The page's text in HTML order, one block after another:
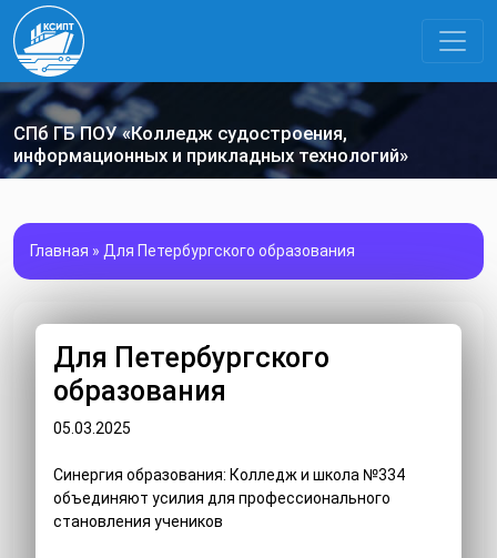
СПб ГБ ПОУ «Колледж судостроения,
информационных и прикладных технологий»
Главная » Для Петербургского образования
Для Петербургского
образования
05.03.2025
Синергия образования: Колледж и школа №334
объединяют усилия для профессионального
становления учеников